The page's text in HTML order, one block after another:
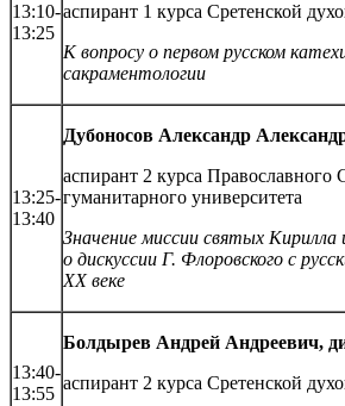
13:10-
13:25
аспирант 1 курса Сретенской
К вопросу о первом русском
сакраментологии
13:25-
13:40
Дубоносов Александр
аспирант 2 курса Православного
гуманитарного университета
Значение миссии святых
о дискуссии Г. Флоровского с
XX векe
13:40-
13:55
Болдырев Андрей Андреевич,
аспирант 2 курса Сретенской